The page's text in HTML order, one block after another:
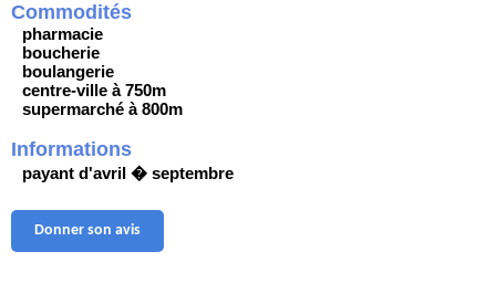
Commodités
pharmacie
boucherie
boulangerie
centre-ville à 750m
supermarché à 800m
Informations
payant d'avril � septembre
Donner son avis